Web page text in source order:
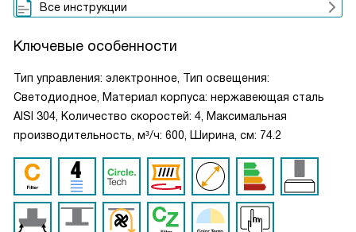
Все инструкции
Ключевые особенности
Тип управления: электронное, Тип освещения:
Светодиодное, Материал корпуса: нержавеющая сталь
AISI 304, Количество скоростей: 4, Максимальная
производительность, м³/ч: 600, Ширина, см: 74.2